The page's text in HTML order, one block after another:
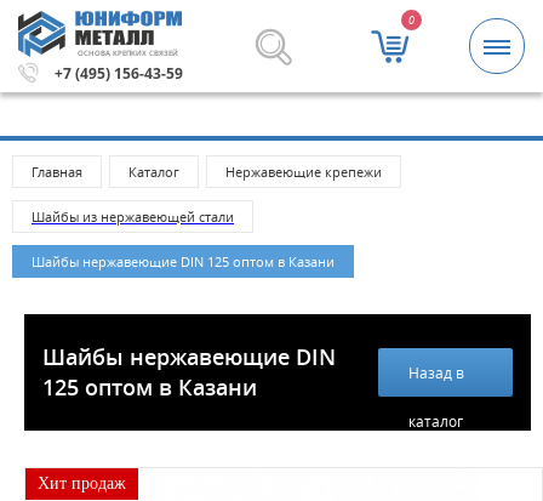
ОСНОВА КРЕПКИХ СВЯЗЕЙ
+7 (495) 156-43-59
0
заказа 5000 рублей. Метизы и крепежные
Главная Каталог Нержавеющие крепежи
Шайбы из нержавеющей стали
Шайбы нержавеющие DIN 125 оптом в Казани
Шайбы нержавеющие DIN
125 оптом в Казани
Назад в
каталог
Хит продаж